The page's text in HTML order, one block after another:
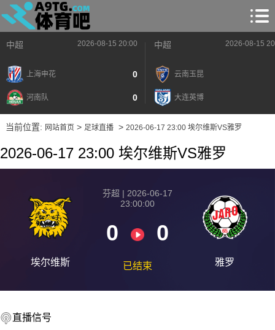
中超 2026-08-15 20:00
上海申花 0
河南队 0
中超 2026-08-15
云南玉昆
大连英博
当前位置: 网站首页> 足球直播> 2026-06-17 23:00 埃尔维斯VS雅罗
2026-06-17 23:00 埃尔维斯VS雅罗
埃尔维斯
芬超 | 2026-06-17
23:00:00
0 0
已结束 雅罗
直播信号
2026-08-15 【芬超】 埃尔维斯VS雅罗